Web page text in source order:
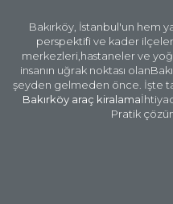
Bakırköy, İstanbul'un hem
perspektifi ve kader
merkezleri, hastaneler ve
insanın uğrak noktası olan
şeyden gelmeden önce. İşte
Bakırköy araç kiralama
Pratik